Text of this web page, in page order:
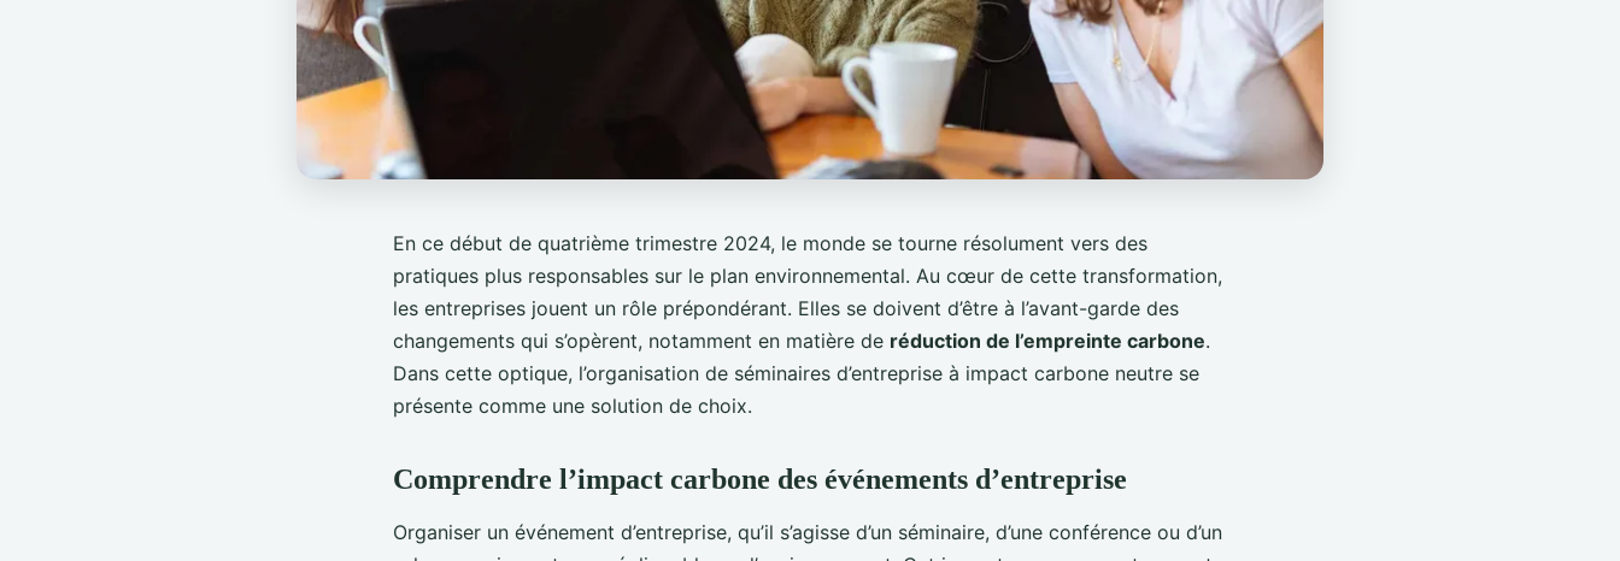
En ce début de quatrième trimestre 2024, le monde se tourne résolument vers des
pratiques plus responsables sur le plan environnemental. Au cœur de cette transformation,
les entreprises jouent un rôle prépondérant. Elles se doivent d’être à l’avant-garde des
changements qui s’opèrent, notamment en matière de réduction de l’empreinte carbone.
Dans cette optique, l’organisation de séminaires d’entreprise à impact carbone neutre se
présente comme une solution de choix.
Comprendre l’impact carbone des événements d’entreprise
Organiser un événement d’entreprise, qu’il s’agisse d’un séminaire, d’une conférence ou d’un